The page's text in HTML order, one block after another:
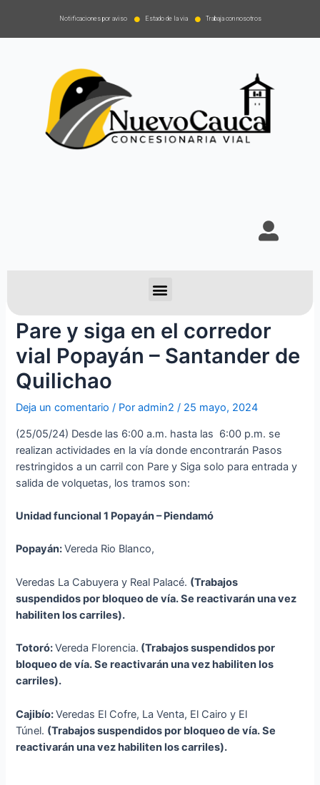
Notificaciones por aviso Estado de la via Trabaja con nosotros
Pare y siga en el corredor
vial Popayán – Santander de
Quilichao
Deja un comentario / Poradmin2 / 25 mayo, 2024
(25/05/24) Desde las 6:00 a.m. hasta las 6:00 p.m. se
realizan actividades en la vía donde encontrarán Pasos
restringidos a un carril con Pare y Siga solo para entrada y
salida de volquetas, los tramos son:
Unidad funcional 1 Popayán – Piendamó
Popayán:Vereda Rio Blanco,
Veredas La Cabuyera y Real Palacé. (Trabajos
suspendidos por bloqueo de vía. Se reactivarán una vez
habiliten los carriles).
Totoró:Vereda Florencia. (Trabajos suspendidos por
bloqueo de vía. Se reactivarán una vez habiliten los
carriles).
Cajibío:Veredas El Cofre, La Venta, El Cairo y El
Túnel. (Trabajos suspendidos por bloqueo de vía. Se
reactivarán una vez habiliten los carriles).